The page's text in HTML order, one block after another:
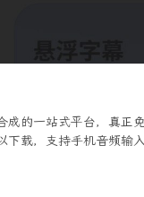
的一站式平台，真正
下载，支持手机音频输